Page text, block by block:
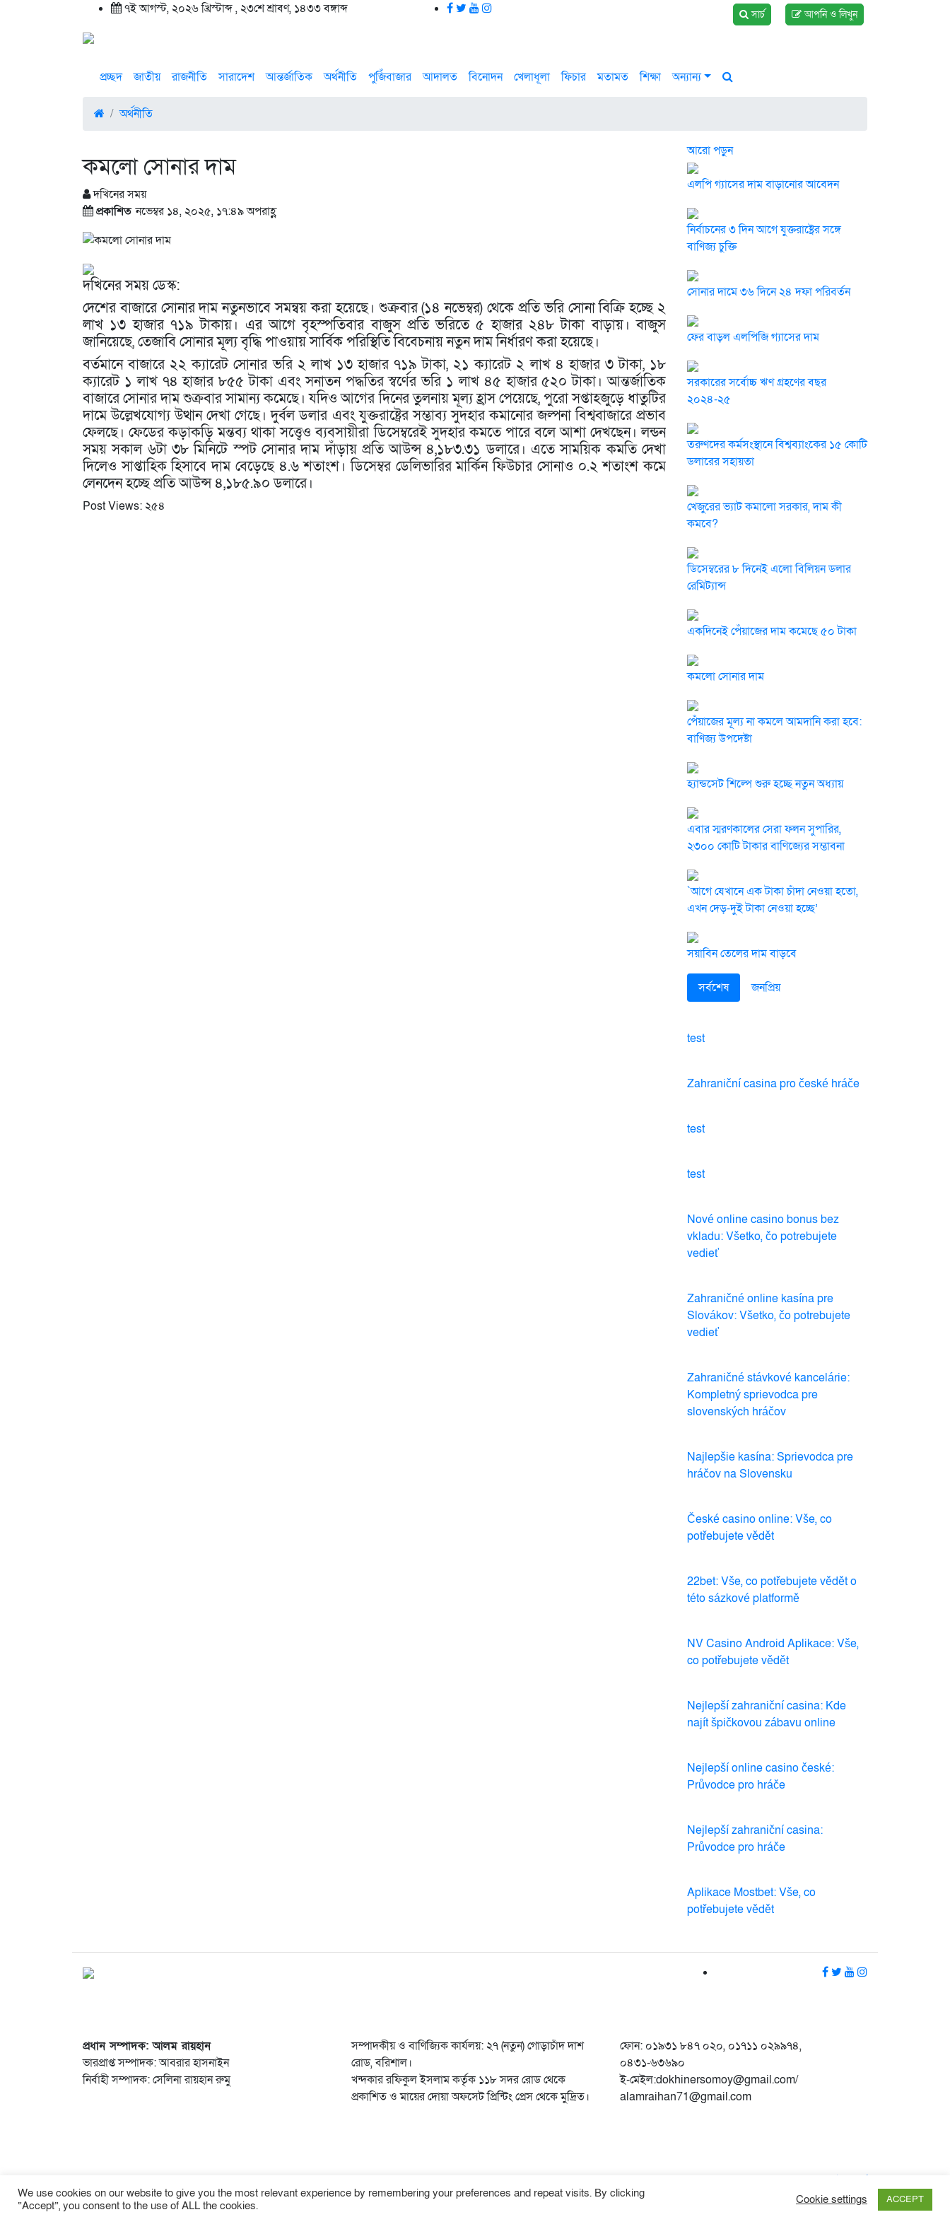
৭ই আগস্ট, ২০২৬ খ্রিস্টাব্দ , ২৩শে শ্রাবণ, ১৪৩৩ বঙ্গাব্দ আপনি ও লিখুন
সার্চ
প্রচ্ছদ জাতীয় রাজনীতি সারাদেশ আন্তর্জাতিক অর্থনীতি পুজিঁবাজার আদালত বিনোদন খেলাধূলা ফিচার মতামত শিক্ষা অন্যান্য
অর্থনীতি
কমলো সোনার দাম
দখিনের সময়
প্রকাশিতনভেম্বর ১৪, ২০২৫, ১৭:৪৯ অপরাহ্ণ
দখিনের সময় ডেস্ক:
দেশের বাজারে সোনার দাম নতুনভাবে সমন্বয় করা হয়েছে। শুক্রবার (১৪ নভেম্বর) থেকে প্রতি ভরি সোনা বিক্রি হচ্ছে ২
লাখ ১৩ হাজার ৭১৯ টাকায়। এর আগে বৃহস্পতিবার বাজুস প্রতি ভরিতে ৫ হাজার ২৪৮ টাকা বাড়ায়। বাজুস
জানিয়েছে, তেজাবি সোনার মূল্য বৃদ্ধি পাওয়ায় সার্বিক পরিস্থিতি বিবেচনায় নতুন দাম নির্ধারণ করা হয়েছে।
বর্তমানে বাজারে ২২ ক্যারেট সোনার ভরি ২ লাখ ১৩ হাজার ৭১৯ টাকা, ২১ ক্যারেট ২ লাখ ৪ হাজার ৩ টাকা, ১৮
ক্যারেট ১ লাখ ৭৪ হাজার ৮৫৫ টাকা এবং সনাতন পদ্ধতির স্বর্ণের ভরি ১ লাখ ৪৫ হাজার ৫২০ টাকা। আন্তর্জাতিক
বাজারে সোনার দাম শুক্রবার সামান্য কমেছে। যদিও আগের দিনের তুলনায় মূল্য হ্রাস পেয়েছে, পুরো সপ্তাহজুড়ে ধাতুটির
দামে উল্লেখযোগ্য উত্থান দেখা গেছে। দুর্বল ডলার এবং যুক্তরাষ্ট্রের সম্ভাব্য সুদহার কমানোর জল্পনা বিশ্ববাজারে প্রভাব
ফেলছে। ফেডের কড়াকড়ি মন্তব্য থাকা সত্ত্বেও ব্যবসায়ীরা ডিসেম্বরেই সুদহার কমতে পারে বলে আশা দেখছেন। লন্ডন
সময় সকাল ৬টা ৩৮ মিনিটে স্পট সোনার দাম দাঁড়ায় প্রতি আউন্স ৪,১৮৩.৩১ ডলারে। এতে সাময়িক কমতি দেখা
দিলেও সাপ্তাহিক হিসাবে দাম বেড়েছে ৪.৬ শতাংশ। ডিসেম্বর ডেলিভারির মার্কিন ফিউচার সোনাও ০.২ শতাংশ কমে
লেনদেন হচ্ছে প্রতি আউন্স ৪,১৮৫.৯০ ডলারে।
Post Views: ২৫৪
আরো পড়ুন
এলপি গ্যাসের দাম বাড়ানোর আবেদন
নির্বাচনের ৩ দিন আগে যুক্তরাষ্ট্রের সঙ্গে
বাণিজ্য চুক্তি
সোনার দামে ৩৬ দিনে ২৪ দফা পরিবর্তন
ফের বাড়ল এলপিজি গ্যাসের দাম
সরকারের সর্বোচ্চ ঋণ গ্রহণের বছর
২০২৪-২৫
তরুণদের কর্মসংস্থানে বিশ্বব্যাংকের ১৫ কোটি
ডলারের সহায়তা
খেজুরের ভ্যাট কমালো সরকার, দাম কী
কমবে?
ডিসেম্বরের ৮ দিনেই এলো বিলিয়ন ডলার
রেমিট্যান্স
একদিনেই পেঁয়াজের দাম কমেছে ৫০ টাকা
কমলো সোনার দাম
পেঁয়াজের মূল্য না কমলে আমদানি করা হবে:
বাণিজ্য উপদেষ্টা
হ্যান্ডসেট শিল্পে শুরু হচ্ছে নতুন অধ্যায়
এবার স্মরণকালের সেরা ফলন সুপারির,
২৩০০ কোটি টাকার বাণিজ্যের সম্ভাবনা
`আগে যেখানে এক টাকা চাঁদা নেওয়া হতো,
এখন দেড়-দুই টাকা নেওয়া হচ্ছে’
সয়াবিন তেলের দাম বাড়বে
সর্বশেষ জনপ্রিয়
test
Zahraniční casina pro české hráče
test
test
Nové online casino bonus bez
vkladu: Všetko, čo potrebujete
vedieť
Zahraničné online kasína pre
Slovákov: Všetko, čo potrebujete
vedieť
Zahraničné stávkové kancelárie:
Kompletný sprievodca pre
slovenských hráčov
Najlepšie kasína: Sprievodca pre
hráčov na Slovensku
České casino online: Vše, co
potřebujete vědět
22bet: Vše, co potřebujete vědět o
této sázkové platformě
NV Casino Android Aplikace: Vše,
co potřebujete vědět
Nejlepší zahraniční casina: Kde
najít špičkovou zábavu online
Nejlepší online casino české:
Průvodce pro hráče
Nejlepší zahraniční casina:
Průvodce pro hráče
Aplikace Mostbet: Vše, co
potřebujete vědět
প্রধান সম্পাদক: আলম রায়হান
ভারপ্রাপ্ত সম্পাদক: আবরার হাসনাইন
নির্বাহী সম্পাদক: সেলিনা রায়হান রুমু
সম্পাদকীয় ও বাণিজ্যিক কার্যলয়: ২৭ (নতুন) গোড়াচাঁদ দাশ
রোড, বরিশাল।
খন্দকার রফিকুল ইসলাম কর্তৃক ১১৮ সদর রোড থেকে
প্রকাশিত ও মায়ের দোয়া অফসেট প্রিন্টিং প্রেস থেকে মুদ্রিত।
ফোন: ০১৯৩১ ৮৪৭ ০২০, ০১৭১১ ০২৯৯৭৪,
০৪৩১-৬৩৬৯০
ই-মেইল:dokhinersomoy@gmail.com/
alamraihan71@gmail.com
We use cookies on our website to give you the most relevant experience by remembering your preferences and repeat visits. By clicking
“Accept”, you consent to the use of ALL the cookies.
Cookie settings ACCEPT